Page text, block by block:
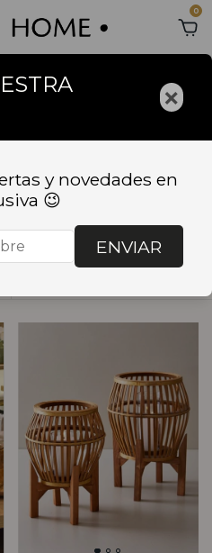
0
Y FANALES
Y
×
y novedades en
😉
ENVIAR